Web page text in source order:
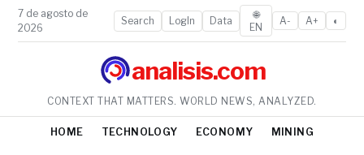
7 de agosto de
2026
Search LogIn Data
🌐
EN
A- A+ ◐
analisis.com
CONTEXT THAT MATTERS. WORLD NEWS, ANALYZED.
HOME TECHNOLOGY ECONOMY MINING